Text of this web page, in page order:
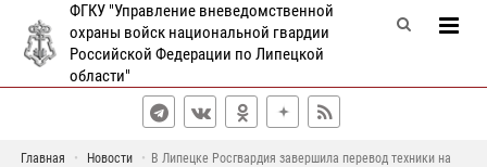
ФГКУ "Управление вневедомственной
охраны войск национальной гвардии
Российской Федерации по Липецкой
области"
Главная Новости
В Липецке Росгвардия завершила перевод техники на